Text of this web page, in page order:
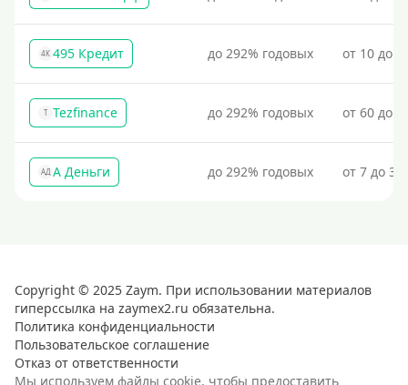
Условия
С возможностью частичного погашения
Без страховок и комиссий
Со страховкой
Повторный
Надежные
С автоматическим одобрением
Без номера телефона
На телефон
Без платных услуг и подписок
4К 495 Кредит до 292% годовых от 10 до
T Tezfinance до 292% годовых от 60 до
АД А Деньги до 292% годовых от 7 до
Copyright © 2025 Zaym. При использовании материалов
гиперссылка на zaymex2.ru обязательна.
Политика конфиденциальности
Пользовательское соглашение
Отказ от ответственности
Мы используем файлы cookie, чтобы предоставить